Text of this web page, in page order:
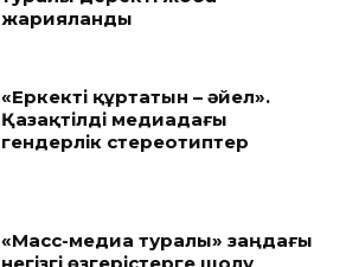
жарияланды
«Еркекті құртатын – әйел».
Қазақтілді медиадағы
гендерлік стереотиптер
«Масс-медиа туралы» заңдағы